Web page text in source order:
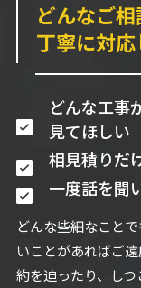
どんなご相
丁寧に対応
どんな工事
見てほしい
相見積りだ
一度話を聞
どんな些細なこと
いことがあればご
約を迫ったり、し